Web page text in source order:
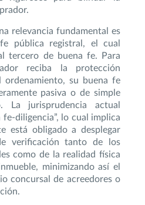
relevancia fundamental es
pública registral, el cual
tercero de buena fe. Para
reciba la protección
ordenamiento, su buena fe
pasiva o de simple
La jurisprudencia actual
fe-diligencia”, lo cual implica
está obligado a desplegar
verificación tanto de los
como de la realidad física
minimizando así el
concursal de acreedores o